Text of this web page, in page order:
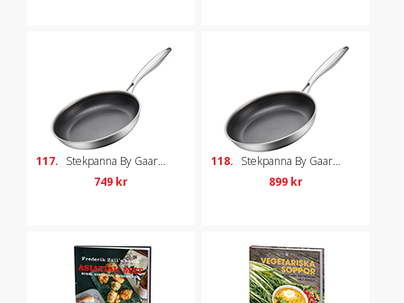
117. Stekpanna By Gaard, 24 cm
749 kr
118. Stekpanna By Gaard, 28 cm
899 kr